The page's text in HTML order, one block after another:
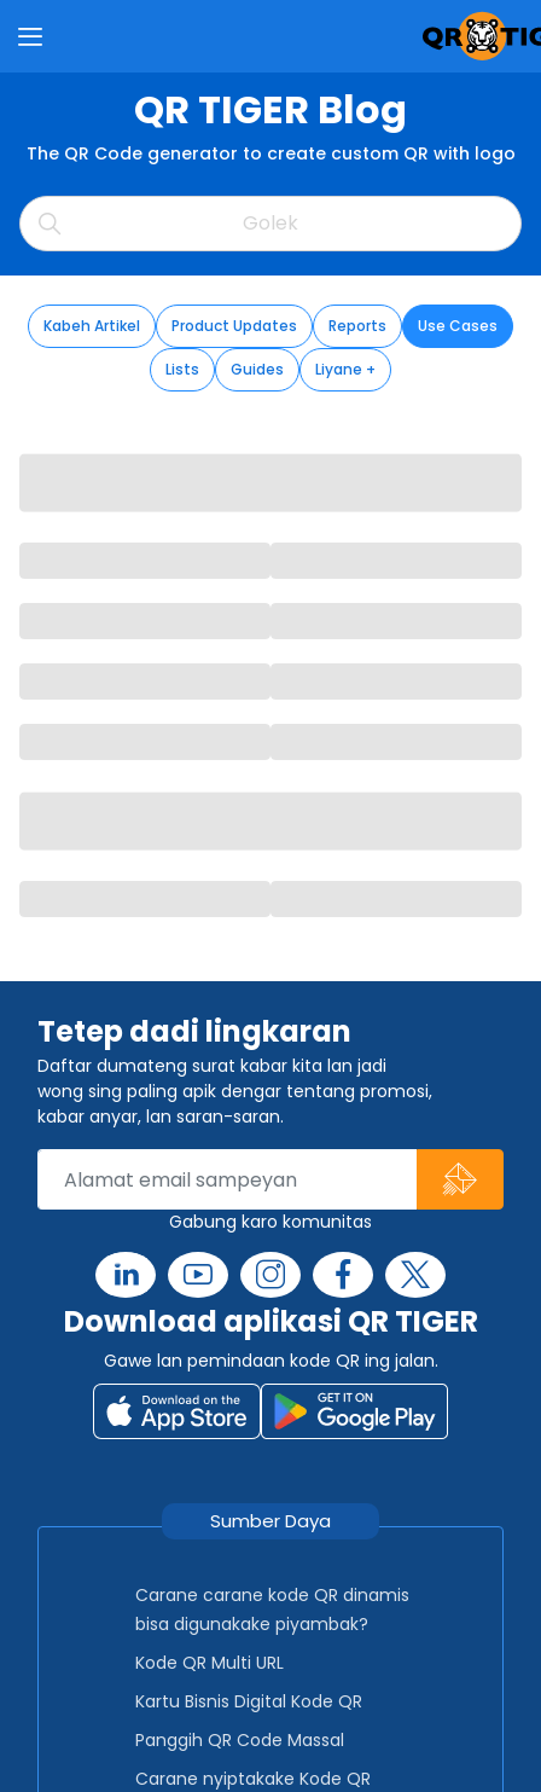
QR TIGER Blog
The QR Code generator to create custom QR with logo
Kabeh Artikel Product Updates Reports Use Cases
Lists Guides Liyane +
Tetep dadi lingkaran
Daftar dumateng surat kabar kita lan jadi
wong sing paling apik dengar tentang promosi,
kabar anyar, lan saran-saran.
Gabung karo komunitas
Download aplikasi QR TIGER
Gawe lan pemindaan kode QR ing jalan.
Sumber Daya
Carane carane kode QR dinamis
bisa digunakake piyambak?
Kode QR Multi URL
Kartu Bisnis Digital Kode QR
Panggih QR Code Massal
Carane nyiptakake Kode QR